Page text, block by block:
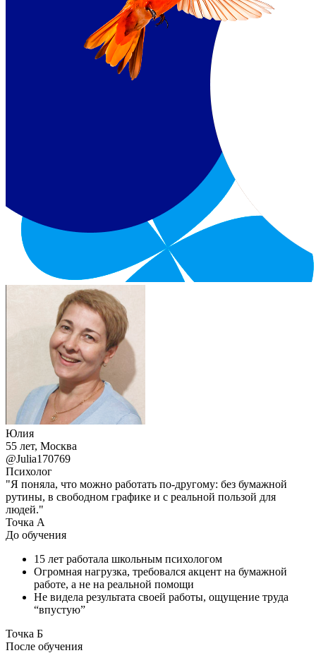
Юлия
55 лет, Москва
@Julia170769
Психолог
"Я поняла, что можно работать по-другому: без бумажной
рутины, в свободном графике и с реальной пользой для
людей."
Точка А
До обучения
15 лет работала школьным психологом
Огромная нагрузка, требовался акцент на бумажной
работе, а не на реальной помощи
Не видела результата своей работы, ощущение труда
“впустую”
Точка Б
После обучения